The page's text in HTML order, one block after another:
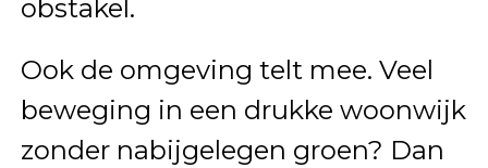
obstakel.
Ook de omgeving telt mee. Veel
beweging in een drukke woonwijk
zonder nabijgelegen groen? Dan